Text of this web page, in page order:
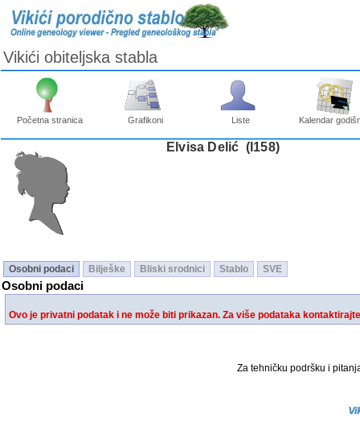
Vikići obiteljska stabla
Početna stranica Grafikoni Liste Kalendar
Elvisa Delić ‎(I158)‎
Osobni podaci Bilješke Bliski srodnici Stablo SVE
Osobni podaci
Ovo je privatni podatak i ne može biti prikazan. Za više podataka
Za tehničku podršku i